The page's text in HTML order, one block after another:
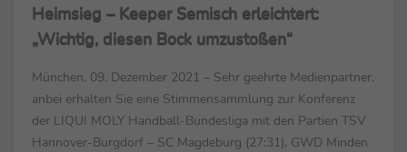
Heimsieg – Keeper Semisch erleichtert:
„Wichtig, diesen Bock umzustoßen“
München, 09. Dezember 2021 – Sehr geehrte Medienpartner,
anbei erhalten Sie eine Stimmensammlung zur Konferenz
der LIQUI MOLY Handball-Bundesliga mit den Partien TSV
Hannover-Burgdorf – SC Magdeburg (27:31), GWD Minden